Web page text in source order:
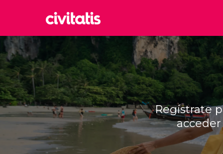
Roma
Italia
Reino
Reino
Regístrate